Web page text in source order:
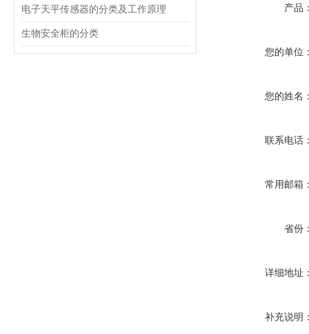
电子天平传感器的分类及工作原理
生物安全柜的分类
产品
您的单位
您的姓名
联系电话
常用邮箱
省份
详细地址
补充说明